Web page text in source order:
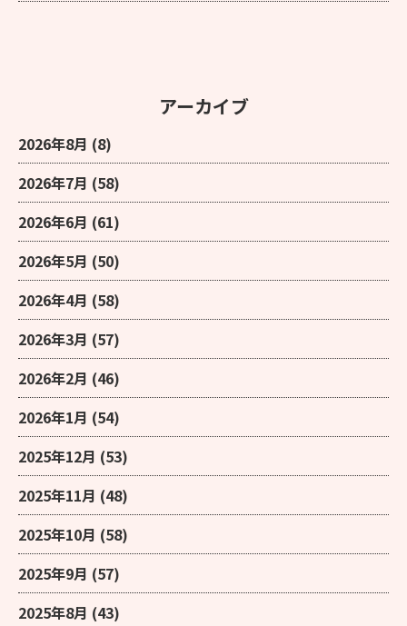
アーカイブ
2026年8月 (8)
2026年7月 (58)
2026年6月 (61)
2026年5月 (50)
2026年4月 (58)
2026年3月 (57)
2026年2月 (46)
2026年1月 (54)
2025年12月 (53)
2025年11月 (48)
2025年10月 (58)
2025年9月 (57)
2025年8月 (43)